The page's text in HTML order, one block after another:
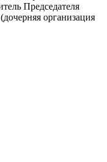
Председателя
организация